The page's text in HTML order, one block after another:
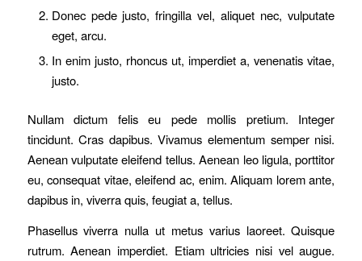
Donec pede justo, fringilla vel, aliquet nec, vulputate
eget, arcu.
In enim justo, rhoncus ut, imperdiet a, venenatis vitae,
justo.
Nullam dictum felis eu pede mollis pretium. Integer
tincidunt. Cras dapibus. Vivamus elementum semper nisi.
Aenean vulputate eleifend tellus. Aenean leo ligula, porttitor
eu, consequat vitae, eleifend ac, enim. Aliquam lorem ante,
dapibus in, viverra quis, feugiat a, tellus.
Phasellus viverra nulla ut metus varius laoreet. Quisque
rutrum. Aenean imperdiet. Etiam ultricies nisi vel augue.